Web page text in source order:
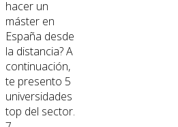
hacer un
máster en
España desde
la distancia? A
continuación,
te presento 5
universidades
top del sector.